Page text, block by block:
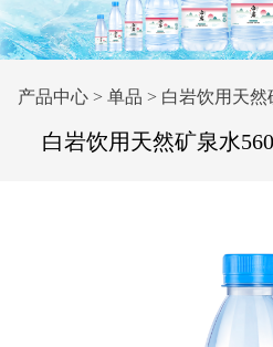
白岩饮用天
产品中心> 单品 > 白岩饮用天然
白岩饮用天然矿泉水